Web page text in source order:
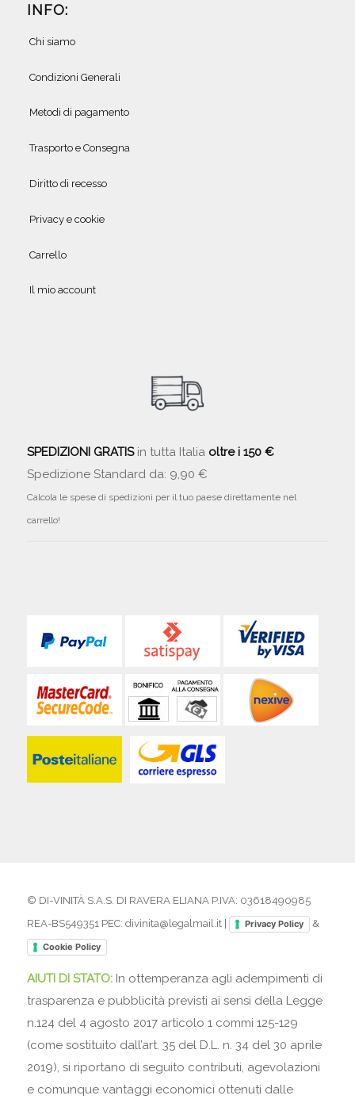
INFO:
Chi siamo
Condizioni Generali
Metodi di pagamento
Trasporto e Consegna
Diritto di recesso
Privacy e cookie
Carrello
Il mio account
SPEDIZIONI GRATISin tutta Italia oltre i 150 €
Spedizione Standard da: 9,90 €
Calcola le spese di spedizioni per il tuo paese direttamente nel
carrello!
© DI-VINITÀ S.A.S. DI RAVERA ELIANA P.IVA: 03618490985
REA-BS549351 PEC: divinita@legalmail.it |
Privacy Policy &
Cookie Policy
AIUTI DI STATO: In ottemperanza agli adempimenti di
trasparenza e pubblicità previsti ai sensi della Legge
n.124 del 4 agosto 2017 articolo 1 commi 125-129
(come sostituito dall’art. 35 del D.L. n. 34 del 30 aprile
2019), si riportano di seguito contributi, agevolazioni
e comunque vantaggi economici ottenuti dalle